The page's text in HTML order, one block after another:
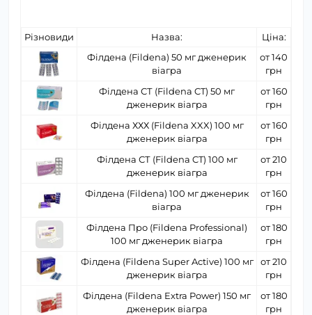
Різновиди Назва:
Ціна:
Філдена (Fildena) 50 мг дженерик
віагра
от 140
грн
Філдена СТ (Fildena CT) 50 мг
дженерик віагра
от 160
грн
Філдена ХХХ (Fildena XXX) 100 мг
дженерик віагра
от 160
грн
Філдена СТ (Fildena CT) 100 мг
дженерик віагра
от 210
грн
Філдена (Fildena) 100 мг дженерик
віагра
от 160
грн
Філдена Про (Fildena Professional)
100 мг дженерик віагра
от 180
грн
Філдена (Fildena Super Active) 100 мг
дженерик віагра
от 210
грн
Філдена (Fildena Extra Power) 150 мг
дженерик віагра
от 180
грн